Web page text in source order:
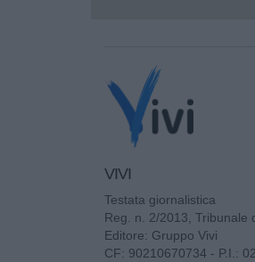
VIVI
Testata giornalistica
Reg. n. 2/2013, Tribunale
Editore: Gruppo Vivi
CF: 90210670734 - P.I.: